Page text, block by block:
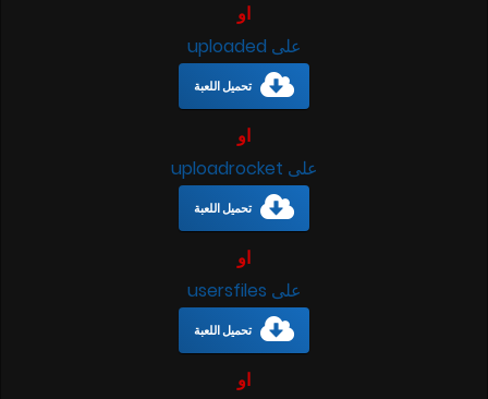
او
على uploaded
تحميل اللعبة
او
على uploadrocket
تحميل اللعبة
او
على usersfiles
تحميل اللعبة
او